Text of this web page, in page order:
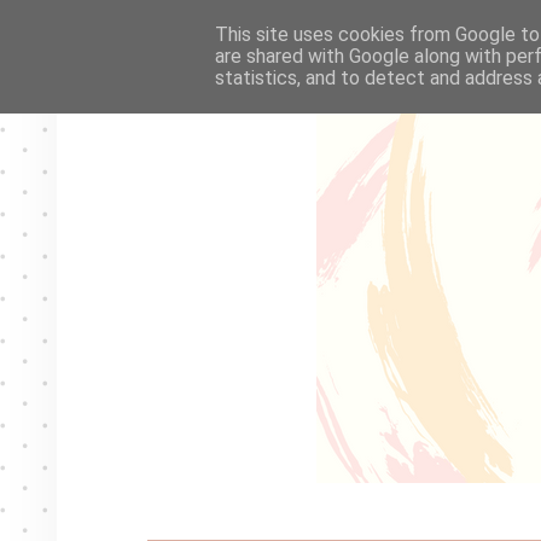
This site uses cookies from Google
are shared with Google along with
statistics, and to detect and address